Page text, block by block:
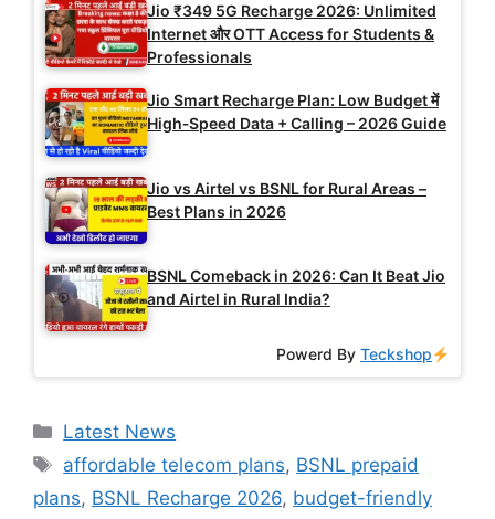
Jio ₹349 5G Recharge 2026: Unlimited
Internet और OTT Access for Students &
Professionals
Jio Smart Recharge Plan: Low Budget में
High‑Speed Data + Calling – 2026 Guide
Jio vs Airtel vs BSNL for Rural Areas –
Best Plans in 2026
BSNL Comeback in 2026: Can It Beat Jio
and Airtel in Rural India?
Powerd ByTeckshop
Categories
Latest News
Tags
affordable telecom plans, BSNL prepaid
plans, BSNL Recharge 2026, budget-friendly